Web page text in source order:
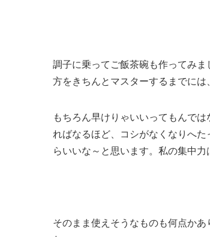
調子に乗ってご飯茶碗も作ってみ
方をきちんとマスターするまでに
もちろん早けりゃいいってもんで
ればなるほど、コシがなくなりへ
らいいな～と思います。私の集中力
そのまま使えそうなものも何点か